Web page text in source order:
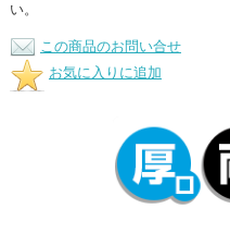
い。
この商品のお問い合せ
お気に入りに追加